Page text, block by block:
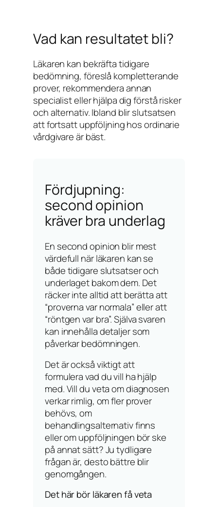
Vad kan resultatet bli?
Läkaren kan bekräfta tidigare
bedömning, föreslå kompletterande
prover, rekommendera annan
specialist eller hjälpa dig förstå risker
och alternativ. Ibland blir slutsatsen
att fortsatt uppföljning hos ordinarie
vårdgivare är bäst.
Fördjupning:
second opinion
kräver bra underlag
En second opinion blir mest
värdefull när läkaren kan se
både tidigare slutsatser och
underlaget bakom dem. Det
räcker inte alltid att berätta att
“proverna var normala” eller att
“röntgen var bra”. Själva svaren
kan innehålla detaljer som
påverkar bedömningen.
Det är också viktigt att
formulera vad du vill ha hjälp
med. Vill du veta om diagnosen
verkar rimlig, om fler prover
behövs, om
behandlingsalternativ finns
eller om uppföljningen bör ske
på annat sätt? Ju tydligare
frågan är, desto bättre blir
genomgången.
Det här bör läkaren få veta